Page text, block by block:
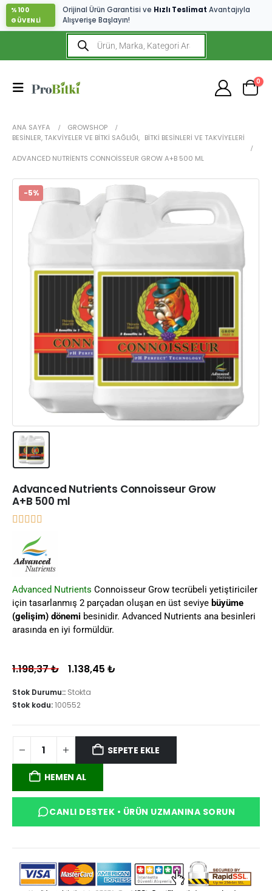
%100
GÜVENLİ
Orijinal Ürün Garantisi ve Hızlı Teslimat Avantajıyla
Alışverişe Başlayın!
0
ANA SAYFA
GROWSHOP
BESINLER, TAKVIYELER VE BITKI SAĞLIĞI, BITKI BESINLERI VE TAKVIYELERI
ADVANCED NUTRIENTS CONNOISSEUR GROW A+B 500 ML
-5%
Advanced Nutrients Connoisseur Grow
A+B 500 ml
Advanced Nutrients Connoisseur Grow tecrübeli yetiştiriciler
için tasarlanmış 2 parçadan oluşan en üst seviye büyüme
(gelişim) dönemi besinidir. Advanced Nutrients ana besinleri
arasında en iyi formüldür.
1.198,37₺ 1.138,45₺
Stok Durumu:: Stokta
Stok kodu:100552
SEPETE EKLE
HEMEN AL
CANLI DESTEK • ÜRÜN UZMANINA SORUN